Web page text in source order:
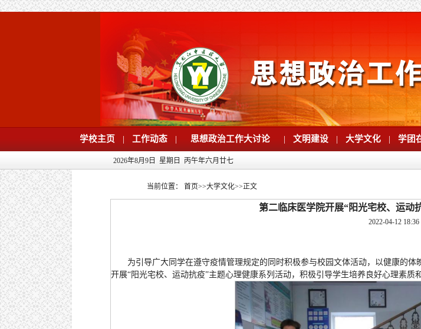
学校主页 | 工作动态 | 思想政治工作大讨论 | 文明建设 | 大学文化 | 学团
2026年8月9日 星期日 丙午年六月廿七
当前位置： 首页>>大学文化>>正文
第二临床医学院开展“阳光宅校、运动
2022-04-12 18:36
为引导广大同学在遵守疫情管理规定的同时积极参与校园文体活动，以健康的
开展“阳光宅校、运动抗疫”主题心理健康系列活动，积极引导学生培养良好心理素质